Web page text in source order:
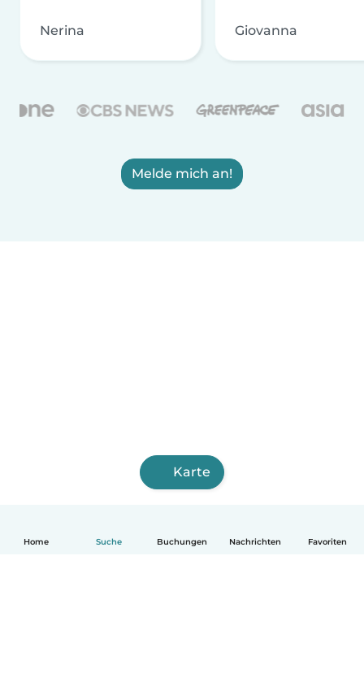
Home Suche Buchungen Nachrichten Favoriten
Nerina Giovanna
Melde mich an!
Karte